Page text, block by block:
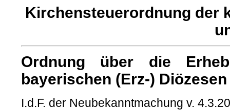
Kirchensteuerordnung der
Ordnung über die
bayerischen (Erz-)
I.d.F. der Neubekanntmachung v.